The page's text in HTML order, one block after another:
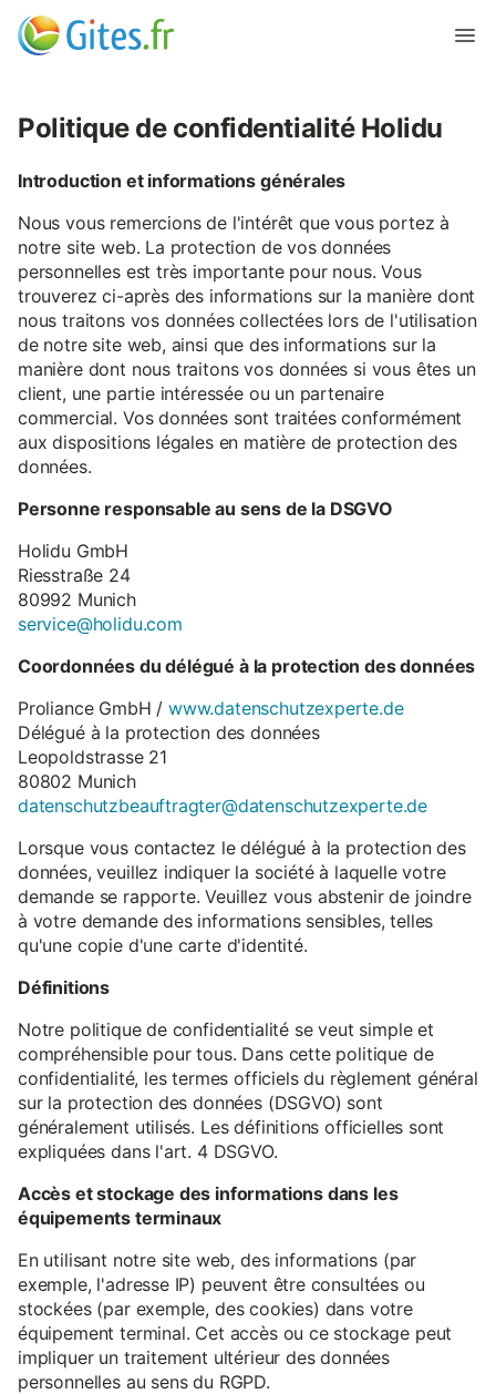
Politique de confidentialité Holidu
Introduction et informations générales
Nous vous remercions de l'intérêt que vous portez à
notre site web. La protection de vos données
personnelles est très importante pour nous. Vous
trouverez ci-après des informations sur la manière dont
nous traitons vos données collectées lors de l'utilisation
de notre site web, ainsi que des informations sur la
manière dont nous traitons vos données si vous êtes un
client, une partie intéressée ou un partenaire
commercial. Vos données sont traitées conformément
aux dispositions légales en matière de protection des
données.
Personne responsable au sens de la DSGVO
Holidu GmbH
Riesstraße 24
80992 Munich
service@holidu.com
Coordonnées du délégué à la protection des données
Proliance GmbH /www.datenschutzexperte.de
Délégué à la protection des données
Leopoldstrasse 21
80802 Munich
datenschutzbeauftragter@datenschutzexperte.de
Lorsque vous contactez le délégué à la protection des
données, veuillez indiquer la société à laquelle votre
demande se rapporte. Veuillez vous abstenir de joindre
à votre demande des informations sensibles, telles
qu'une copie d'une carte d'identité.
Définitions
Notre politique de confidentialité se veut simple et
compréhensible pour tous. Dans cette politique de
confidentialité, les termes officiels du règlement général
sur la protection des données (DSGVO) sont
généralement utilisés. Les définitions officielles sont
expliquées dans l'art. 4 DSGVO.
Accès et stockage des informations dans les
équipements terminaux
En utilisant notre site web, des informations (par
exemple, l'adresse IP) peuvent être consultées ou
stockées (par exemple, des cookies) dans votre
équipement terminal. Cet accès ou ce stockage peut
impliquer un traitement ultérieur des données
personnelles au sens du RGPD.